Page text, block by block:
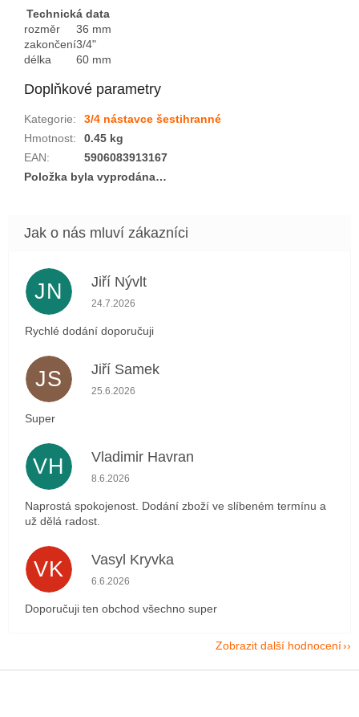
Technická data
rozměr
36 mm
zakončení3/4"
délka
60 mm
Doplňkové parametry
Kategorie:
3/4 nástavce šestihranné
Hmotnost:
0.45 kg
EAN:
5906083913167
Položka byla vyprodána…
JN Jiří Nývlt
Hodnocení obchodu je 5 z 5 hvězdiček.
24.7.2026
Rychlé dodání doporučuji
JS Jiří Samek
Hodnocení obchodu je 5 z 5 hvězdiček.
25.6.2026
Super
VH Vladimir Havran
Hodnocení obchodu je 5 z 5 hvězdiček.
8.6.2026
Naprostá spokojenost. Dodání zboží ve slíbeném termínu a
už dělá radost.
VK Vasyl Kryvka
Hodnocení obchodu je 5 z 5 hvězdiček.
6.6.2026
Doporučuji ten obchod všechno super
Zobrazit další hodnocení